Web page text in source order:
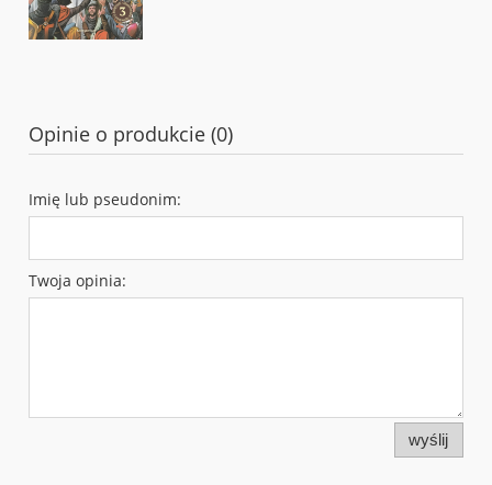
Opinie o produkcie (0)
Imię lub pseudonim:
Twoja opinia:
wyślij